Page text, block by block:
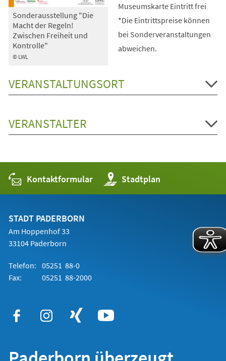
© LWL
Sonderausstellung "Die
Macht der Regeln!
Zwischen Freiheit und
Kontrolle"
Museumskarte Eintritt frei
*Die Eintrittspreise können
bei Sonderveranstaltungen
abweichen.
VERANSTALTUNGSORT
VERANSTALTER
Kontaktformular Stadtplan
(Öffnet
in
einem
STADT PADERBORN
Am Hoppenhof 33
33104 Paderborn
Telefon: 05251 88-0
Fax:
05251 88-2000